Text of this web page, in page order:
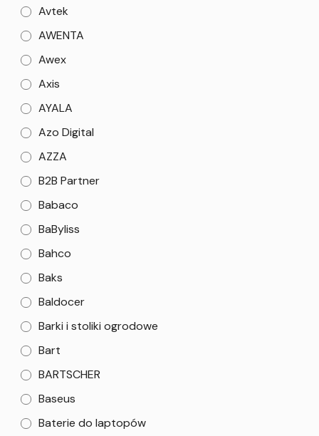
Avtek
AWENTA
Awex
Axis
AYALA
Azo Digital
AZZA
B2B Partner
Babaco
BaByliss
Bahco
Baks
Baldocer
Barki i stoliki ogrodowe
Bart
BARTSCHER
Baseus
Baterie do laptopów